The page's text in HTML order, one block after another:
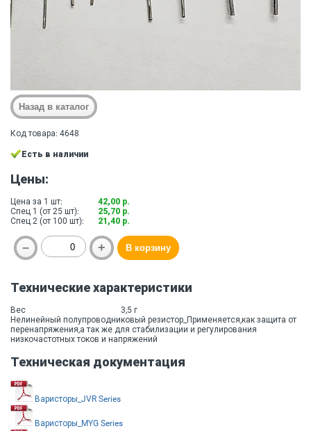
Код товара: 4648
Есть в наличии
Цены:
Цена за 1 шт:
42,00 р.
Спец 1 (от 25 шт):
25,70 р.
Спец 2 (от 100 шт):
21,40 р.
Технические характеристики
Вес
3,5 г
Нелинейный полупроводниковый резистор_Применяется,как защита от
перенапряжения,а так же для стабилизации и регулирования
низкочастотных токов и напряжений
Техническая документация
Варисторы_JVR Series
Варисторы_MYG Series